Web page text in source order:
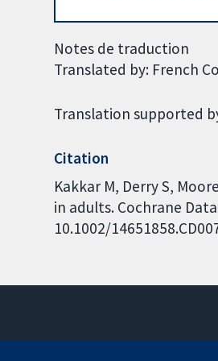
Notes de traduction
Translated by: French
Translation supported
Citation
Kakkar M, Derry S,
in adults. Cochrane
10.1002/